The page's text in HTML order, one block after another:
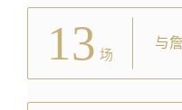
13 场
与